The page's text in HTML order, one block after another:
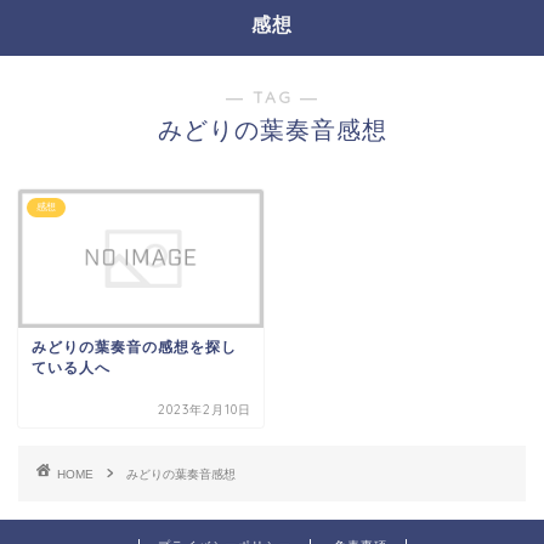
感想
― TAG ―
みどりの葉奏音感想
感想
みどりの葉奏音の感想を探し
ている人へ
2023年2月10日
HOME みどりの葉奏音感想